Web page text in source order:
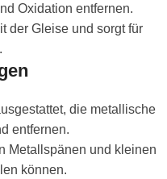
Oxidation entfernen.
der Gleise und sorgt für
die metallische
entfernen.
Metallspänen und kleinen
können.